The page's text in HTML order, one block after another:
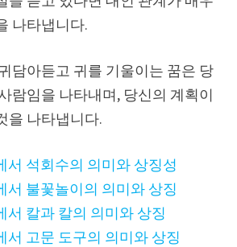
나타냅니다.
담아듣고 귀를 기울이는 꿈은 당
람임을 나타내며, 당신의 계획이
을 나타냅니다.
서 석회수의 의미와 상징성
서 불꽃놀이의 의미와 상징
서 칼과 칼의 의미와 상징
서 고문 도구의 의미와 상징